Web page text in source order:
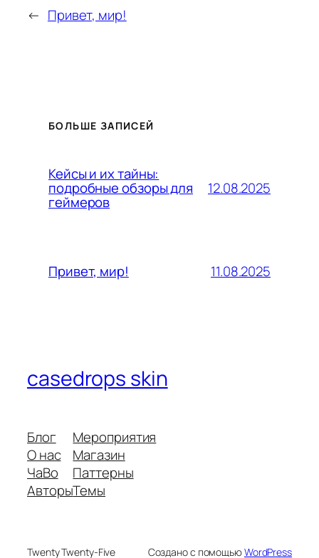
← Привет, мир!
БОЛЬШЕ ЗАПИСЕЙ
Кейсы и их тайны:
подробные обзоры для
геймеров
12.08.2025
Привет, мир! 11.08.2025
casedrops skin
Блог
О нас
ЧаВо
Авторы
Мероприятия
Магазин
Паттерны
Темы
Twenty Twenty-Five Создано с помощьюWordPress